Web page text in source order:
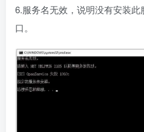
6.服务名无效，说明没有安装
口。